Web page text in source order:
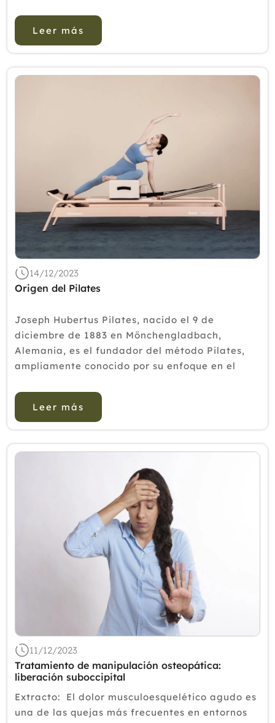
saludable? Sabemos que los excesos...
Leer más
14/12/2023
Origen del Pilates
Joseph Hubertus Pilates, nacido el 9 de
diciembre de 1883 en Mönchengladbach,
Alemania, es el fundador del método Pilates,
ampliamente conocido por su enfoque en el
flexibilidad y la promoción del bienestar
general. Pilates creci&o...
Leer más
11/12/2023
Tratamiento de manipulación osteopática:
liberación suboccipital
Extracto: El dolor musculoesquelético agudo es
una de las quejas más frecuentes en entornos